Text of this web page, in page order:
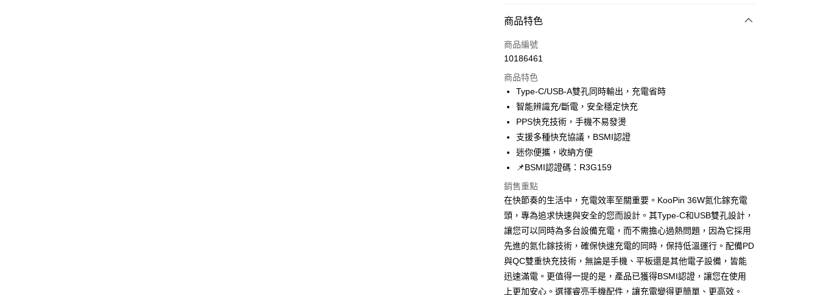
Apple Pay
街口支付
悠遊付
ATM付款
運送方式
全家取貨付款
每筆NT$65，滿NT$690(含以上)免運費
付款後全家取貨
每筆NT$65，滿NT$690(含以上)免運費
7-11取貨付款
每筆NT$65，滿NT$690(含以上)免運費
商品特色
商品編號
10186461
商品特色
Type-C/USB-A雙孔同時輸出，充電省時
智能辨識充/斷電，安全穩定快充
PPS快充技術，手機不易發燙
支援多種快充協議，BSMI認證
迷你便攜，收納方便
📌BSMI認證碼：R3G159
銷售重點
在快節奏的生活中，充電效率至關重要。KooPin 36W氮化鎵充電
頭，專為追求快速與安全的您而設計。其Type-C和USB雙孔設計，
讓您可以同時為多台設備充電，而不需擔心過熱問題，因為它採用
先進的氮化鎵技術，確保快速充電的同時，保持低溫運行。配備PD
與QC雙重快充技術，無論是手機、平板還是其他電子設備，皆能
迅速滿電。更值得一提的是，產品已獲得BSMI認證，讓您在使用
上更加安心。選擇睿亮手機配件，讓充電變得更簡單、更高效。